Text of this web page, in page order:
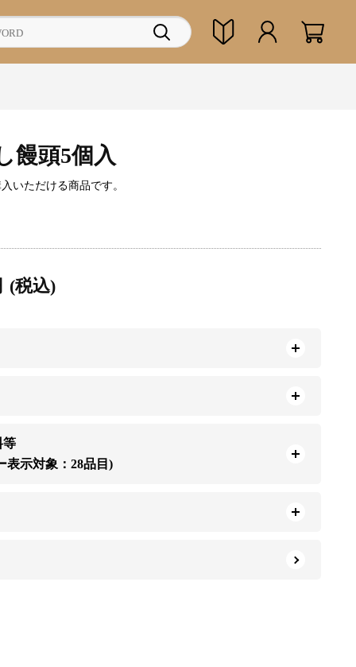
饅頭5個入
いただける商品です。
等
表示対象：28品目)